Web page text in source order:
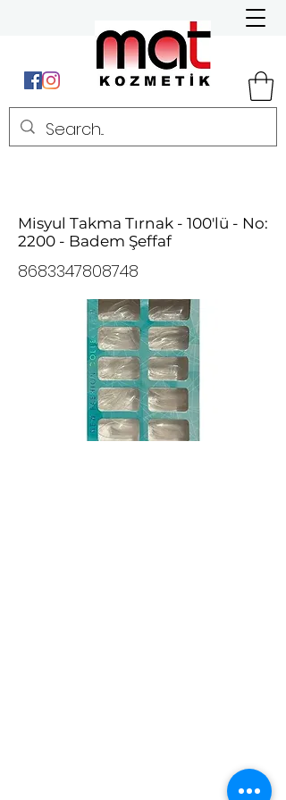
Misyul Takma Tırnak - 100'lü - No:
2200 - Badem Şeffaf
8683347808748